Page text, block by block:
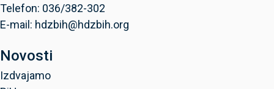
Telefon: 036/382-302
E-mail: hdzbih@hdzbih.org
Novosti
Izdvajamo